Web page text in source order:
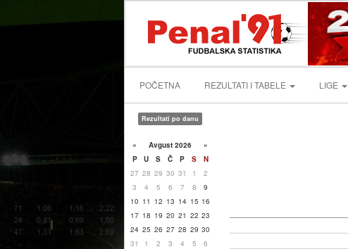
POČETNA REZULTATI I TABELE LIGE
Rezultati po danu
« Avgust 2026
»
P
U S Č P S
N
27 28 29 30 31 1
2
3
4 5 6 7 8
9
10 11 12 13 14 15 16
17 18 19 20 21 22 23
24 25 26 27 28 29 30
31
1 2 3 4 5 6